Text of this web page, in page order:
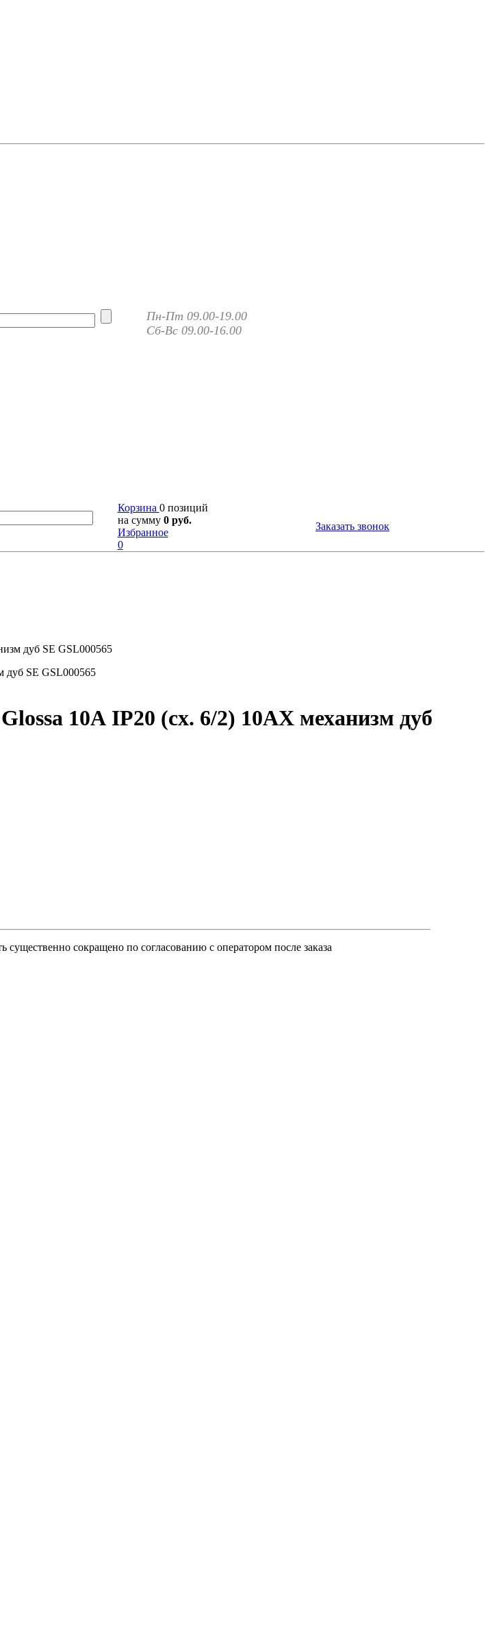
Пн-Пт 09.00-19.00
Сб-Вс 09.00-16.00
Корзина 0 позиций
на сумму 0 руб.
Избранное
0
Заказать звонок
дуб SE GSL000565
10А IP20 (сх. 6/2) 10AX механизм дуб
сокращено по согласованию с оператором после заказа